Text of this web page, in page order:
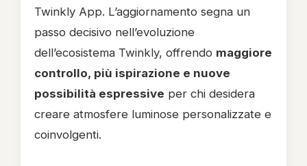
Twinkly App. L’aggiornamento segna un
passo decisivo nell’evoluzione
dell’ecosistema Twinkly, offrendo maggiore
controllo, più ispirazione e nuove
possibilità espressive per chi desidera
creare atmosfere luminose personalizzate e
coinvolgenti.